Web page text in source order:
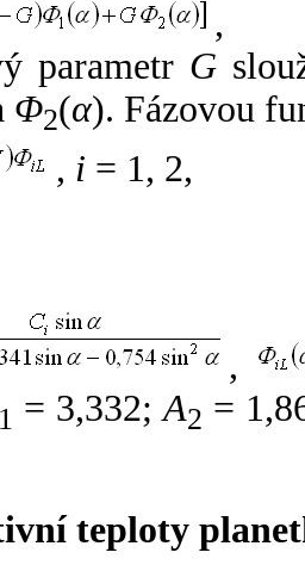
,
parametr G
Φ2(α). Fázovou
, i = 1, 2,
,
1 = 3,332;A2 =
teploty